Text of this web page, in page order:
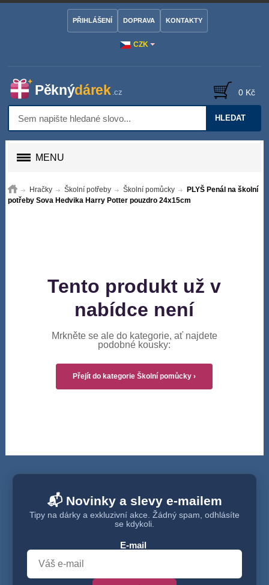
CZK
PŘIHLÁŠENÍ DOPRAVA KONTAKTY
HLEDAT
0 Kč
MENU
Hračky Školní potřeby Školní pomůcky
PLYŠ Penál na školní
potřeby Sova Hedvika Harry Potter pouzdro 24x15cm
Tento produkt už v
nabídce není
Mrkněte se ale do kategorie, ať najdete
podobné kousky:
Přejít do kategorie Školní pomůcky ›
📬 Novinky a slevy e-mailem
Tipy na dárky a exkluzivní akce. Žádný spam, odhlásíte
se kdykoli.
E-mail